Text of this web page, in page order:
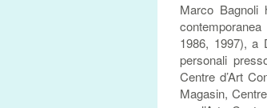
Marco Bagnoli
1986, 1997), a
personali
Centre d’Art
Magasin,